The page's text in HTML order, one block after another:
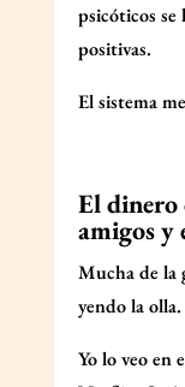
psicóticos se
positivas.
El sistema
El dinero
amigos y
Mucha de la
yendo la olla.
Yo lo veo en